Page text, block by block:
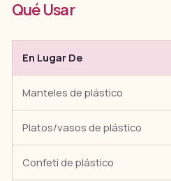
Qué Usar
En Lugar De
Manteles de plástico
Platos/vasos de plástico
Confeti de plástico